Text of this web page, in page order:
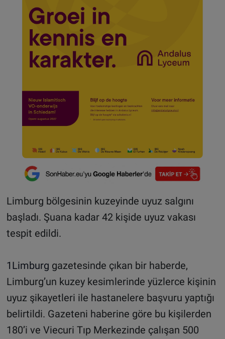
Limburg bölgesinin kuzeyinde uyuz salgını
başladı. Şuana kadar 42 kişide uyuz vakası
tespit edildi.
1Limburg gazetesinde çıkan bir haberde,
Limburg’un kuzey kesimlerinde yüzlerce kişinin
uyuz şikayetleri ile hastanelere başvuru yaptığı
belirtildi. Gazeteni haberine göre bu kişilerden
180’i ve Viecuri Tıp Merkezinde çalışan 500